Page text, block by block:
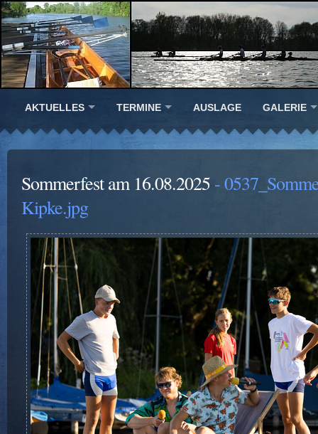
AKTUELLES TERMINE AUSLAGE GALERIE
Sommerfest am 16.08.2025 -
Kipke.jpg